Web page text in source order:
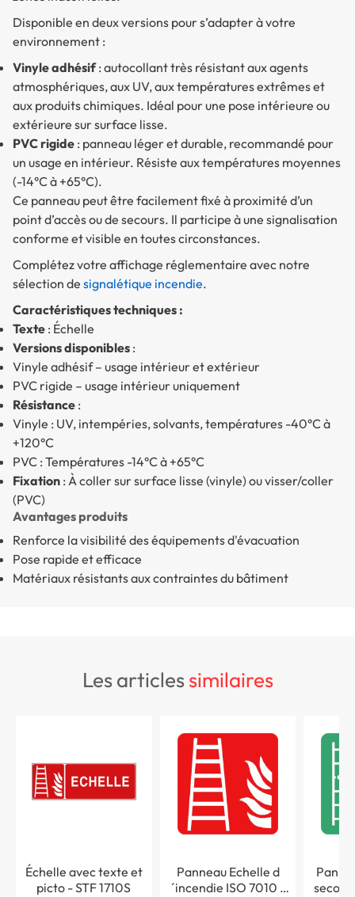
Disponible en deux versions pour s’adapter à votre
environnement :
Vinyle adhésif: autocollant très résistant aux agents
atmosphériques, aux UV, aux températures extrêmes et
aux produits chimiques. Idéal pour une pose intérieure ou
extérieure sur surface lisse.
PVC rigide : panneau léger et durable, recommandé pour
un usage en intérieur. Résiste aux températures moyennes
(-14°C à +65°C).
Ce panneau peut être facilement fixé à proximité d’un
point d’accès ou de secours. Il participe à une signalisation
conforme et visible en toutes circonstances.
Complétez votre affichage réglementaire avec notre
sélection de signalétique incendie.
Caractéristiques techniques :
Texte : Échelle
Versions disponibles :
Vinyle adhésif – usage intérieur et extérieur
PVC rigide – usage intérieur uniquement
Résistance :
Vinyle : UV, intempéries, solvants, températures -40°C à
+120°C
PVC : Températures -14°C à +65°C
Fixation : À coller sur surface lisse (vinyle) ou visser/coller
(PVC)
Avantages produits
Renforce la visibilité des équipements d'évacuation
Pose rapide et efficace
Matériaux résistants aux contraintes du bâtiment
les articlessimilaires
Échelle avec texte et
picto - STF 1710S
Panneau Echelle d
´incendie ISO 7010 -